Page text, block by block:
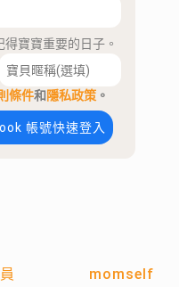
寶寶重要的日子。
條件和隱私政策 。
帳號快速登入
momself